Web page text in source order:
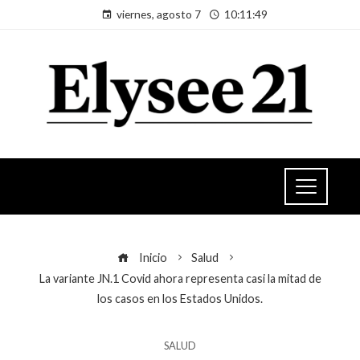
viernes, agosto 7 10:11:50
Inicio
Salud
La variante JN.1 Covid ahora representa casi la mitad de
los casos en los Estados Unidos.
SALUD